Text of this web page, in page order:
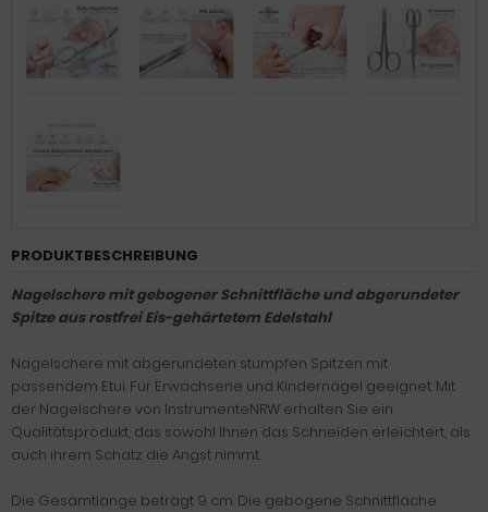
PRODUKTBESCHREIBUNG
Nagelschere mit gebogener Schnittfläche und abgerundeter
Spitze aus rostfrei Eis-gehärtetem Edelstahl
Nagelschere mit abgerundeten stumpfen Spitzen mit
passendem Etui. Für Erwachsene und Kindernägel geeignet. Mit
der Nagelschere von InstrumenteNRW erhalten Sie ein
Qualitätsprodukt, das sowohl Ihnen das Schneiden erleichtert, als
auch ihrem Schatz die Angst nimmt.
Die Gesamtlänge beträgt 9 cm. Die gebogene Schnittfläche